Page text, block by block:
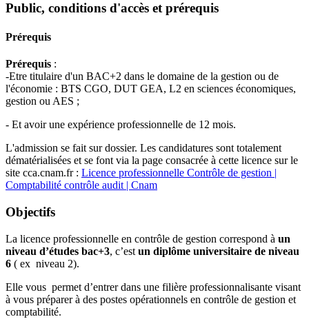
Public, conditions d'accès et prérequis
Prérequis
Prérequis :
-Etre titulaire d'un BAC+2 dans le domaine de la gestion ou de
l'économie : BTS CGO, DUT GEA, L2 en sciences économiques,
gestion ou AES ;
- Et avoir une expérience professionnelle de 12 mois.
L'admission se fait sur dossier. Les candidatures sont totalement
dématérialisées et se font via la page consacrée à cette licence sur le
site cca.cnam.fr : Licence professionnelle Contrôle de gestion |
Comptabilité contrôle audit | Cnam
Objectifs
La licence professionnelle en contrôle de gestion correspond à un
niveau d’études bac+3, c’est un diplôme universitaire de niveau
6 ( ex niveau 2).
Elle vous permet d’entrer dans une filière professionnalisante visant
à vous préparer à des postes opérationnels en contrôle de gestion et
comptabilité.